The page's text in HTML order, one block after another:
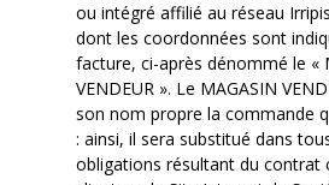
ou intégré affilié au réseau
dont les coordonnées sont
facture, ci-après dénommé le «
VENDEUR ». Le MAGASIN
son nom propre la commande
: ainsi, il sera substitué dans
obligations résultant du contrat